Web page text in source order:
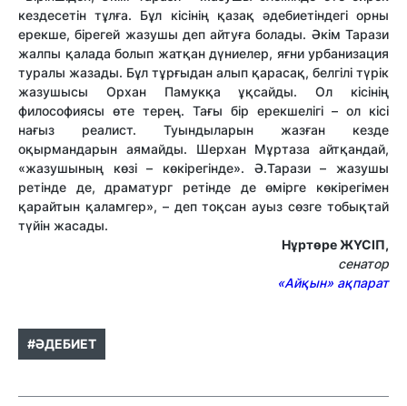
кездесетін тұлға. Бұл кісінің қазақ әдебиетіндегі орны
ерекше, бірегей жазушы деп айтуға болады. Әкім Тарази
жалпы қалада болып жатқан дүние­лер, яғни урбанизация
туралы жазады. Бұл тұрғыдан алып қарасақ, белгілі түрік
жазушысы Орхан Памукқа ұқсайды. Ол кісінің
философиясы өте терең. Тағы бір ерекшелігі – ол кісі
нағыз реалист. Туындыларын жазған кезде
оқырмандарын аямайды. Шерхан Мұртаза айтқандай,
«жазушының көзі – көкірегінде». Ә.Тарази – жазушы
ретінде де, драматург ретінде де өмірге көкірегімен
қарайтын қаламгер», – деп тоқсан ауыз сөзге тобықтай
түйін жасады.
Нұртөре ЖҮСІП,
сенатор
«Айқын» ақпарат
#ӘДЕБИЕТ